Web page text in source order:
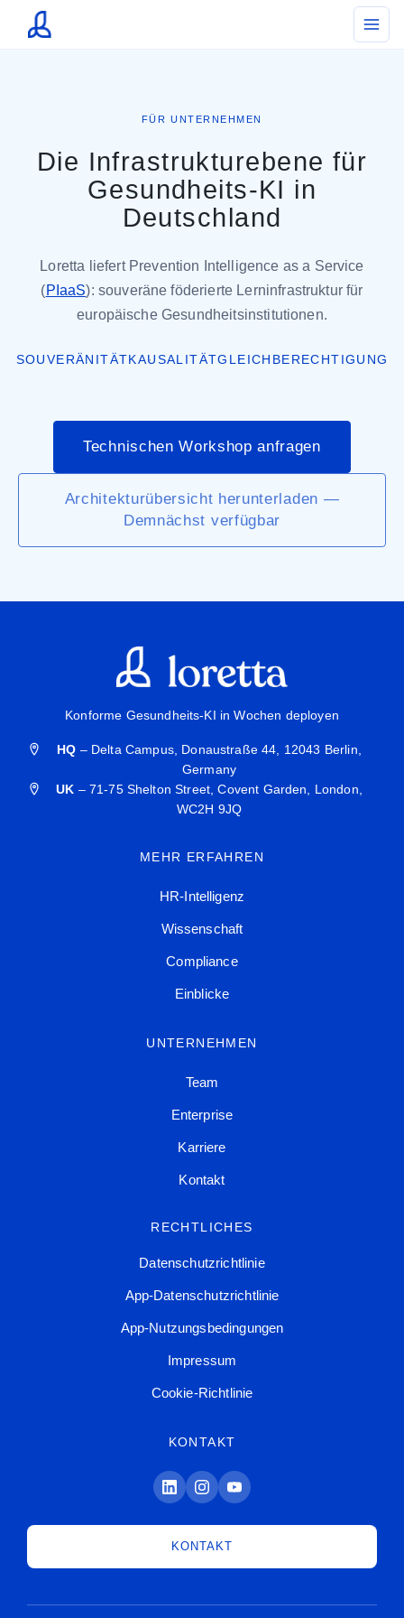
FÜR UNTERNEHMEN
Die Infrastrukturebene für
Gesundheits-KI in
Deutschland
Loretta liefert Prevention Intelligence as a Service
(PIaaS): souveräne föderierte Lerninfrastruktur für
europäische Gesundheitsinstitutionen.
SOUVERÄNITÄTKAUSALITÄTGLEICHBERECHTIGUNG
Technischen Workshop anfragen
Architekturübersicht herunterladen —
Demnächst verfügbar
Konforme Gesundheits-KI in Wochen deployen
HQ – Delta Campus, Donaustraße 44, 12043 Berlin,
Germany
UK – 71-75 Shelton Street, Covent Garden, London,
WC2H 9JQ
MEHR ERFAHREN
HR-Intelligenz
Wissenschaft
Compliance
Einblicke
UNTERNEHMEN
Team
Enterprise
Karriere
Kontakt
RECHTLICHES
Datenschutzrichtlinie
App-Datenschutzrichtlinie
App-Nutzungsbedingungen
Impressum
Cookie-Richtlinie
KONTAKT
KONTAKT